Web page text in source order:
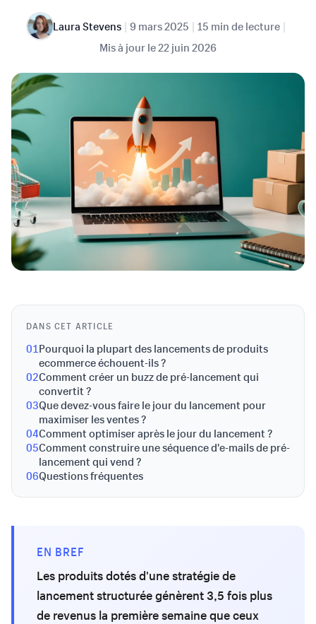
Laura Stevens | 9 mars 2025 | 15 min de lecture |
Mis à jour le22 juin 2026
DANS CET ARTICLE
01Pourquoi la plupart des lancements de produits
ecommerce échouent-ils ?
02Comment créer un buzz de pré-lancement qui
convertit ?
03Que devez-vous faire le jour du lancement pour
maximiser les ventes ?
04Comment optimiser après le jour du lancement ?
05Comment construire une séquence d'e-mails de pré-
lancement qui vend ?
06Questions fréquentes
EN BREF
Les produits dotés d'une stratégie de
lancement structurée génèrent 3,5 fois plus
de revenus la première semaine que ceux